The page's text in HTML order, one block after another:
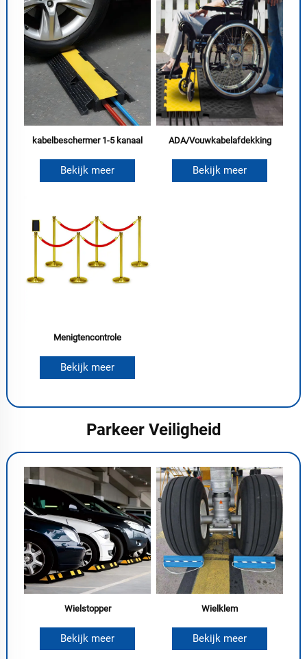
kabelbeschermer 1-5 kanaal
Bekijk meer
ADA/Vouwkabelafdekking
Bekijk meer
Menigtencontrole
Bekijk meer
Parkeer Veiligheid
Wielstopper
Bekijk meer
Wielklem
Bekijk meer